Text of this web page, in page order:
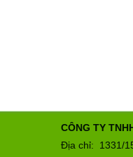
CÔNG TY
Địa chỉ: 1331/